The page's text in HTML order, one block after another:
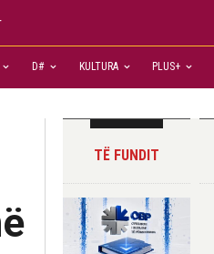
D# KULTURA PLUS+
TË FUNDIT